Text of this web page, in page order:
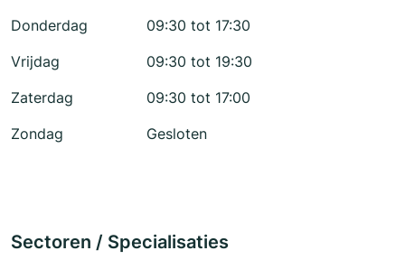
Donderdag
09:30 tot 17:30
Vrijdag
09:30 tot 19:30
Zaterdag
09:30 tot 17:00
Zondag
Gesloten
Sectoren / Specialisaties